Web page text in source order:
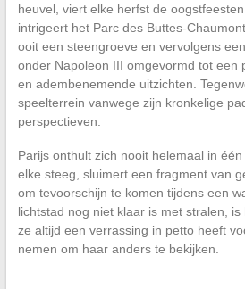
heuvel, viert elke herfst de
intrigeert het Parc des Buttes-
ooit een steengroeve en vervolgens
onder Napoleon III omgevormd tot een
en adembenemende uitzichten.
speelterrein vanwege zijn kronkelige
perspectieven.
Parijs onthult zich nooit helemaal in één
elke steeg, sluimert een fragment van
om tevoorschijn te komen tijdens een
lichtstad nog niet klaar is met stralen,
ze altijd een verrassing in petto heeft
nemen om haar anders te bekijken.